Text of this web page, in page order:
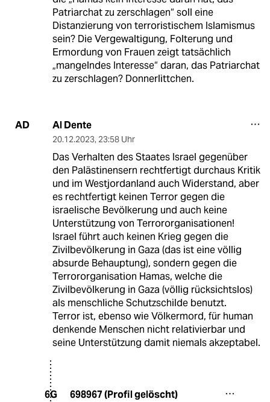
Patriarchat zu zerschlagen“ soll eine
Distanzierung von terroristischem Islamismus
sein? Die Vergewaltigung, Folterung und
Ermordung von Frauen zeigt tatsächlich
„mangelndes Interesse“ daran, das Patriarchat
zu zerschlagen? Donnerlittchen.
AD Al Dente
20.12.2023, 23:58 Uhr
Das Verhalten des Staates Israel gegenüber
den Palästinensern rechtfertigt durchaus Kritik
und im Westjordanland auch Widerstand, aber
es rechtfertigt keinen Terror gegen die
israelische Bevölkerung und auch keine
Unterstützung von Terrororganisationen!
Israel führt auch keinen Krieg gegen die
Zivilbevölkerung in Gaza (das ist eine völlig
absurde Behauptung), sondern gegen die
Terrororganisation Hamas, welche die
Zivilbevölkerung in Gaza (völlig rücksichtslos)
als menschliche Schutzschilde benutzt.
Terror ist, ebenso wie Völkermord, für human
denkende Menschen nicht relativierbar und
seine Unterstützung damit niemals akzeptabel.
6G 698967 (Profil gelöscht)